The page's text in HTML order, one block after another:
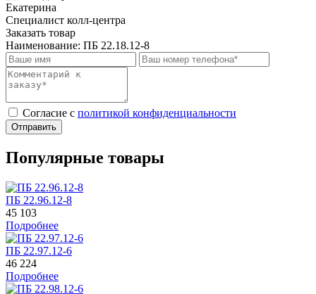
Екатерина
Специалист колл-центра
Заказать товар
Наименование: ПБ 22.18.12-8
Cогласие с политикой конфиденциальности
Отправить
Популярные товары
ПБ 22.96.12-8
45 103
Подробнее
ПБ 22.97.12-6
46 224
Подробнее